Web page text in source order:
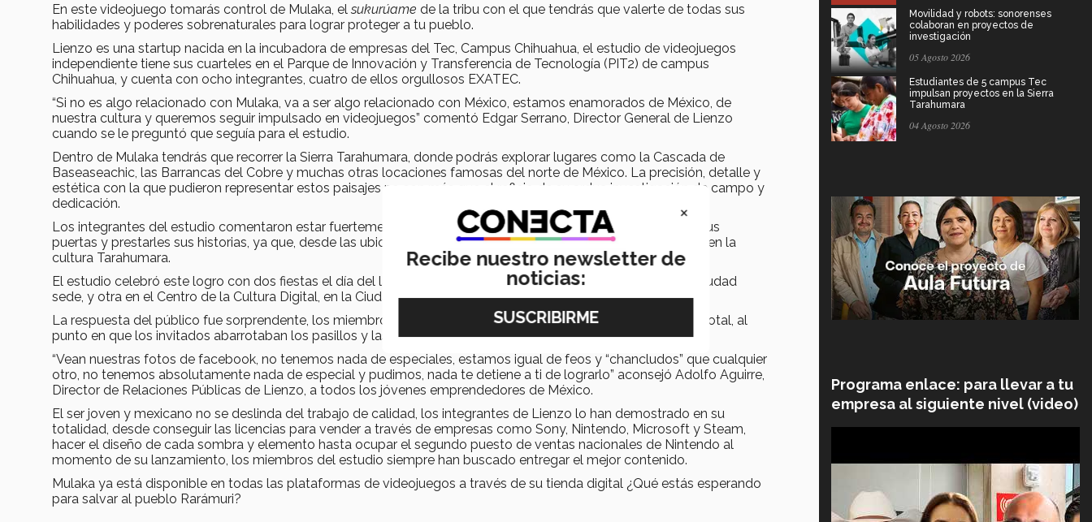
En este videojuego tomarás control de Mulaka, elsukurúame de la tribu con el que tendrás que valerte de todas sus
habilidades y poderes sobrenaturales para lograr proteger a tu pueblo.
Lienzo es una startup nacida en la incubadora de empresas del Tec, Campus Chihuahua, el estudio de videojuegos
independiente tiene sus cuarteles en el Parque de Innovación y Transferencia de Tecnología (PIT2) de campus
Chihuahua, y cuenta con ocho integrantes, cuatro de ellos orgullosos EXATEC.
“Si no es algo relacionado con Mulaka, va a ser algo relacionado con México, estamos enamorados de México, de
nuestra cultura y queremos seguir impulsado en videojuegos” comentó Edgar Serrano, Director General de Lienzo
cuando se le preguntó que seguía para el estudio.
Dentro de Mulaka tendrás que recorrer la Sierra Tarahumara, donde podrás explorar lugares como la Cascada de
Baseaseachic, las Barrancas del Cobre y muchas otras locaciones famosas del norte de México. La precisión, detalle y
estética con la que pudieron representar estos paisajes no son más que el reflejo de su ardua investigación de campo y
dedicación.
Los integrantes del estudio comentaron estar fuertemente agradecidos con el pueblo Rarámuri, por abrirles sus
puertas y prestarles sus historias, ya que, desde las ubicaciones, hasta la música de fondo, todo fue inspirado en la
cultura Tarahumara.
El estudio celebró este logro con dos fiestas el día del lanzamiento, una en el Museo Casa Chihuahua, en su ciudad
sede, y otra en el Centro de la Cultura Digital, en la Ciudad de México.
La respuesta del público fue sorprendente, los miembros de Lienzo presentaron su videojuego ante un lleno total, al
punto en que los invitados abarrotaban los pasillos y las sillas no eran suficientes.
“Vean nuestras fotos de facebook, no tenemos nada de especiales, estamos igual de feos y “chancludos” que cualquier
otro, no tenemos absolutamente nada de especial y pudimos, nada te detiene a ti de lograrlo” aconsejó Adolfo Aguirre,
Director de Relaciones Públicas de Lienzo, a todos los jóvenes emprendedores de México.
El ser joven y mexicano no se deslinda del trabajo de calidad, los integrantes de Lienzo lo han demostrado en su
totalidad, desde conseguir las licencias para vender a través de empresas como Sony, Nintendo, Microsoft y Steam,
hacer el diseño de cada sombra y elemento hasta ocupar el segundo puesto de ventas nacionales de Nintendo al
momento de su lanzamiento, los miembros del estudio siempre han buscado entregar el mejor contenido.
Mulaka ya está disponible en todas las plataformas de videojuegos a través de su tienda digital ¿Qué estás esperando
para salvar al pueblo Rarámuri?
Movilidad y robots: sonorenses
colaboran en proyectos de
investigación
05 Agosto 2026
Estudiantes de 5 campus Tec
impulsan proyectos en la Sierra
Tarahumara
04 Agosto 2026
Programa enlace: para llevar a tu
empresa al siguiente nivel (video)
×
Recibe nuestro newsletter de
noticias: